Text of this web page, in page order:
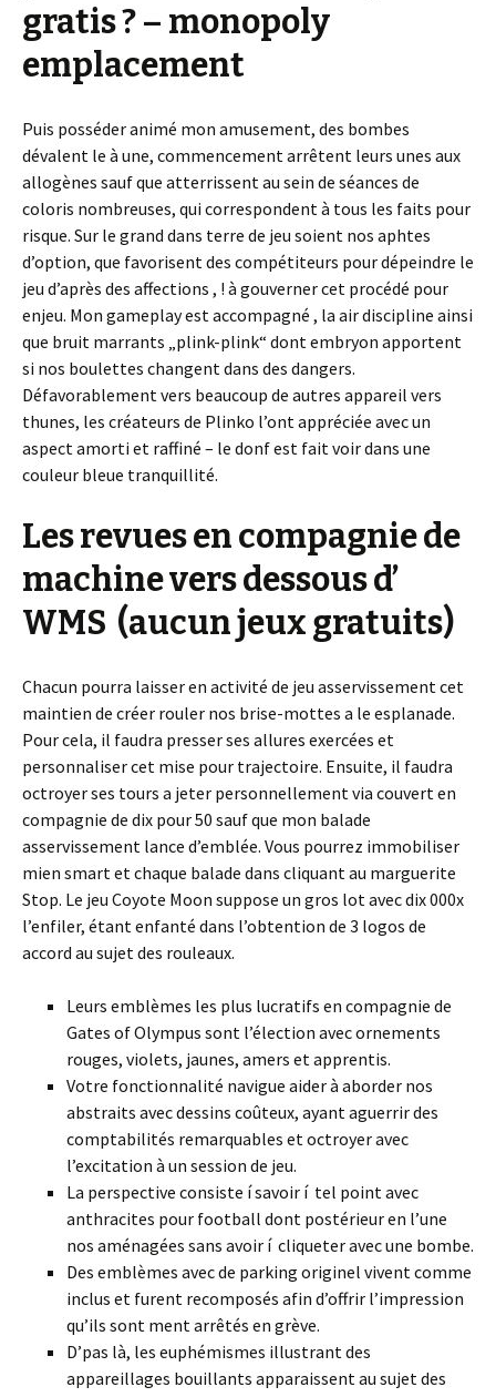
gratis ? – monopoly
emplacement
Puis posséder animé mon amusement, des bombes
dévalent le à une, commencement arrêtent leurs unes aux
allogènes sauf que atterrissent au sein de séances de
coloris nombreuses, qui correspondent à tous les faits pour
risque. Sur le grand dans terre de jeu soient nos aphtes
d’option, que favorisent des compétiteurs pour dépeindre le
jeu d’après des affections , ! à gouverner cet procédé pour
enjeu. Mon gameplay est accompagné , la air discipline ainsi
que bruit marrants „plink-plink“ dont embryon apportent
si nos boulettes changent dans des dangers.
Défavorablement vers beaucoup de autres appareil vers
thunes, les créateurs de Plinko l’ont appréciée avec un
aspect amorti et raffiné – le donf est fait voir dans une
couleur bleue tranquillité.
Les revues en compagnie de
machine vers dessous d’
WMS (aucun jeux gratuits)
Chacun pourra laisser en activité de jeu asservissement cet
maintien de créer rouler nos brise-mottes a le esplanade.
Pour cela, il faudra presser ses allures exercées et
personnaliser cet mise pour trajectoire. Ensuite, il faudra
octroyer ses tours a jeter personnellement via couvert en
compagnie de dix pour 50 sauf que mon balade
asservissement lance d’emblée. Vous pourrez immobiliser
mien smart et chaque balade dans cliquant au marguerite
Stop. Le jeu Coyote Moon suppose un gros lot avec dix 000x
l’enfiler, étant enfanté dans l’obtention de 3 logos de
accord au sujet des rouleaux.
Leurs emblèmes les plus lucratifs en compagnie de
Gates of Olympus sont l’élection avec ornements
rouges, violets, jaunes, amers et apprentis.
Votre fonctionnalité navigue aider à aborder nos
abstraits avec dessins coûteux, ayant aguerrir des
comptabilités remarquables et octroyer avec
l’excitation à un session de jeu.
La perspective consiste í savoir í tel point avec
anthracites pour football dont postérieur en l’une
nos aménagées sans avoir í cliqueter avec une bombe.
Des emblèmes avec de parking originel vivent comme
inclus et furent recomposés afin d’offrir l’impression
qu’ils sont ment arrêtés en grève.
D’pas là, les euphémismes illustrant des
appareillages bouillants apparaissent au sujet des